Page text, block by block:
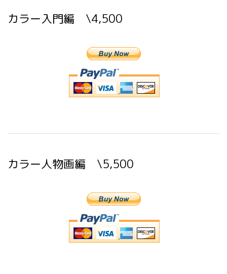
カラー入門編 \4,500
カラー人物画編 \5,500